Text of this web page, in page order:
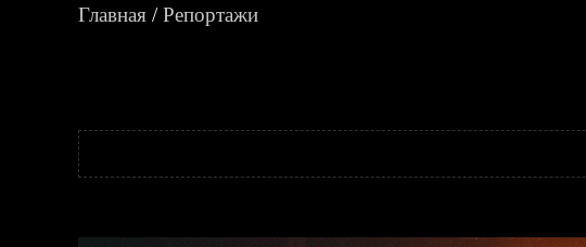
Главная /Репортажи